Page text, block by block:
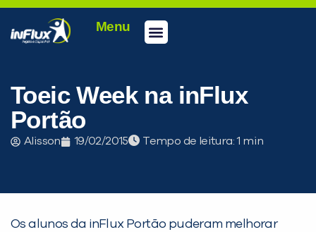
Menu
Toeic Week na inFlux
Portão
Alisson 19/02/2015 Tempo de leitura:
Os alunos da inFlux Portão puderam melhorar